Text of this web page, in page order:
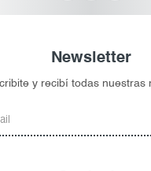
Newsletter
y recibí todas nuestras